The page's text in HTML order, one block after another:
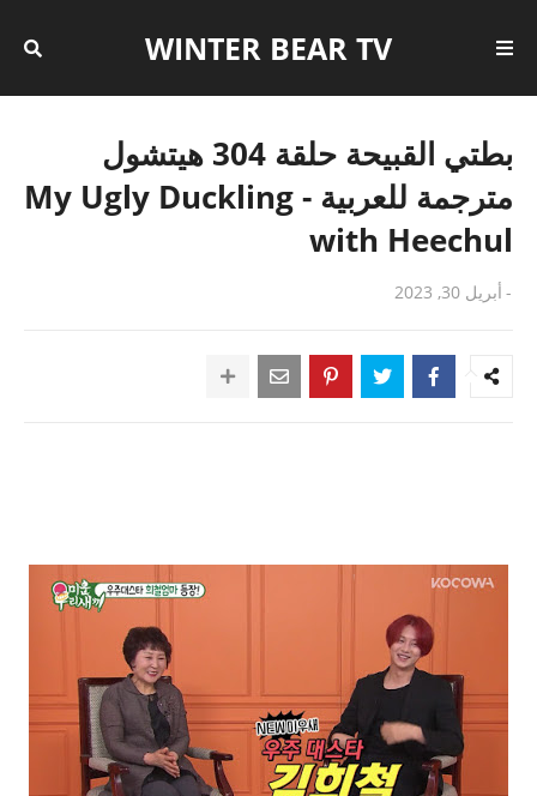
WINTER BEAR TV
بطتي القبيحة حلقة 304 هيتشول
مترجمة للعربية - My Ugly Duckling
with Heechul
- أبريل 30, 2023